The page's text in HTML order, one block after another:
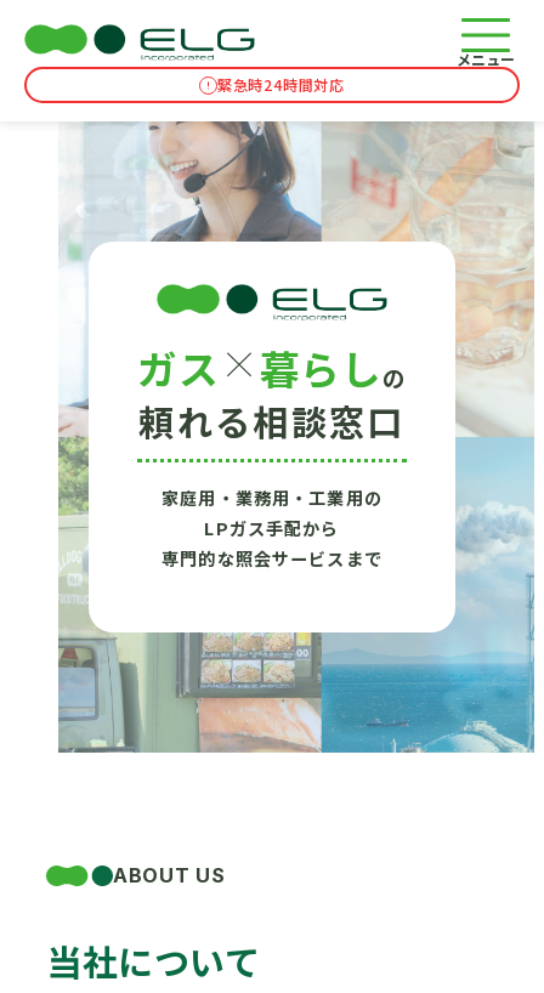
メニュー
緊急時24時間対応
ガス ×暮らしの
頼れる相談窓口
家庭用・業務用・工業用の
LPガス手配から
専門的な照会サービスまで
ABOUT US
当社について